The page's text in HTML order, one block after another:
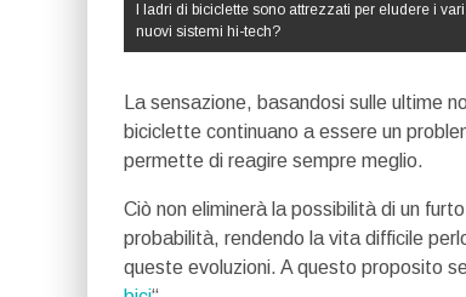
I ladri di biciclette sono attrezzati per eludere i
nuovi sistemi hi-tech?
La sensazione, basandosi sulle ultime
biciclette continuano a essere un
permette di reagire sempre meglio.
Ciò non eliminerà la possibilità di un
probabilità, rendendo la vita difficile
queste evoluzioni. A questo proposito